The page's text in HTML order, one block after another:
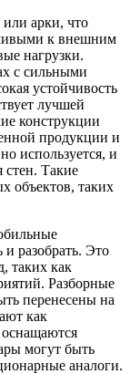
арки, что
к внешним
нагрузки.
с сильными
устойчивость
лучшей
конструкции
продукции и
используется, и
стен. Такие
объектов, таких
разобрать. Это
таких как
Разборные
перенесены на
как
могут быть
аналоги.